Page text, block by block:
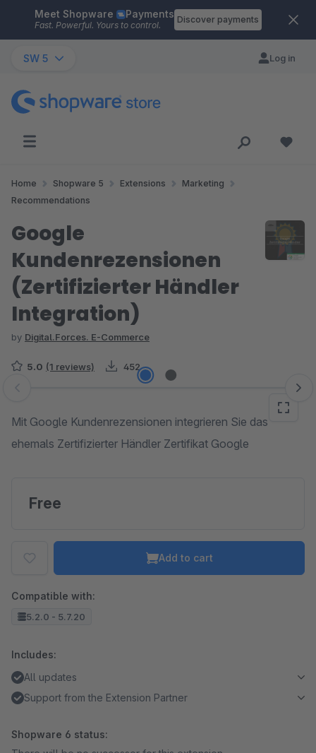
Skip to main content
Meet Shopware Payments
Fast. Powerful. Yours to control.
Discover payments
SW 5 Log in
Home Shopware 5 Extensions
Marketing
Recommendations
Google
Kundenrezensionen
(Zertifizierter Händler
Integration)
by Digital.Forces. E-Commerce
5.0 (1 reviews) 452
Skip image gallery
Mit Google Kundenrezensionen integrieren Sie das
ehemals Zertifizierter Händler Zertifikat Google
Free
Add to cart
Compatible with:
5.2.0 - 5.7.20
Includes:
All updates
Support from the Extension Partner
Shopware 6 status: